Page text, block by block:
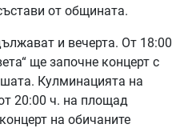
от общината.
и вечерта. От 18:00
ще започне концерт с
Кулминацията на
20:00 ч. на площад
на обичаните